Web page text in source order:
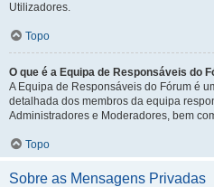
Utilizadores.
Topo
O que é a Equipa de Responsáveis do
A Equipa de Responsáveis do Fórum é
detalhada dos membros da equipa
Administradores e Moderadores, bem
Topo
Sobre as Mensagens Privadas